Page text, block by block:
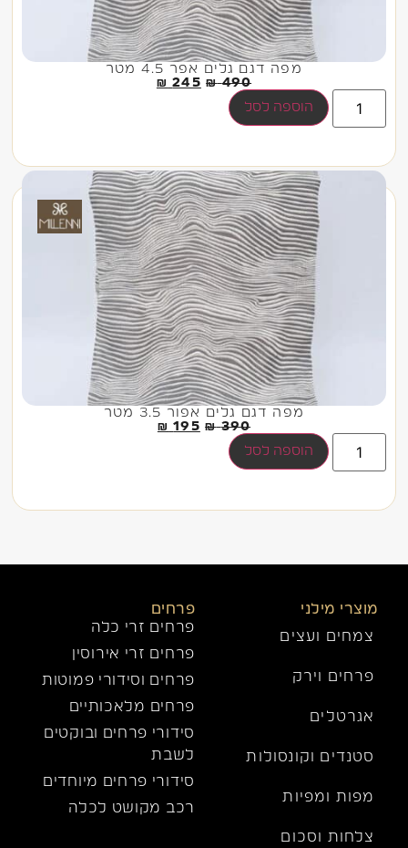
מפה דגם גלים אפר 4.5 מטר
490
₪
245
₪
הוספה לסל
מפה דגם גלים אפור 3.5 מטר
390
₪
195
₪
הוספה לסל
מוצרי מילני
צמחים ועצים
פרחים וירק
אגרטלים
סטנדים וקונסולות
מפות ומפיות
צלחות וסכום
פרחים
פרחים זרי כלה
פרחים זרי אירוסין
פרחים וסידורי פמוטות
פרחים מלאכותיים
סידורי פרחים ובוקטים
לשבת
סידורי פרחים מיוחדים
רכב מקושט לכלה